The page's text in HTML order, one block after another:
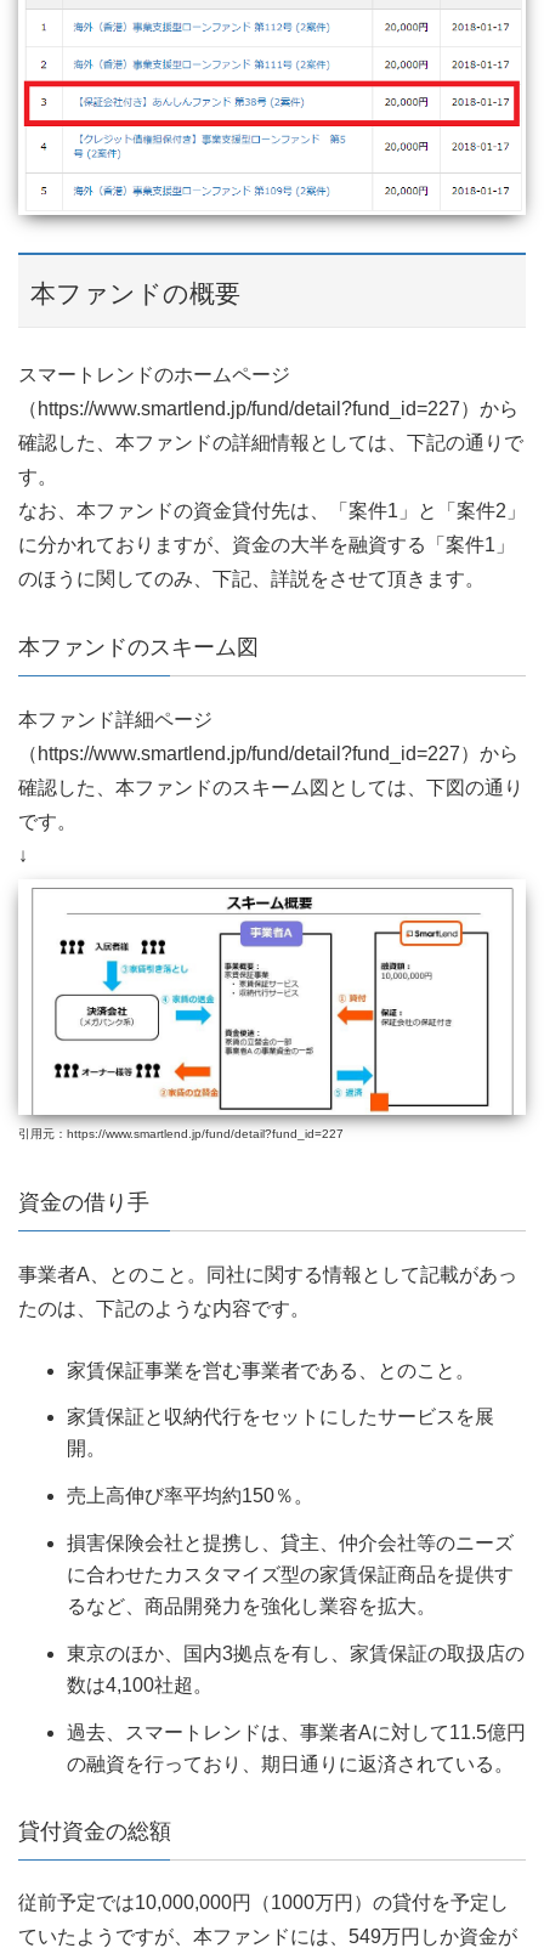
本ファンドの概要
スマートレンドのホームページ
（https://www.smartlend.jp/fund/detail?fund_id=227）から
確認した、本ファンドの詳細情報としては、下記の通りで
す。
なお、本ファンドの資金貸付先は、「案件1」と「案件2」
に分かれておりますが、資金の大半を融資する「案件1」
のほうに関してのみ、下記、詳説をさせて頂きます。
本ファンドのスキーム図
本ファンド詳細ページ
（https://www.smartlend.jp/fund/detail?fund_id=227）から
確認した、本ファンドのスキーム図としては、下図の通り
です。
↓
引用元：https://www.smartlend.jp/fund/detail?fund_id=227
資金の借り手
事業者A、とのこと。同社に関する情報として記載があっ
たのは、下記のような内容です。
家賃保証事業を営む事業者である、とのこと。
家賃保証と収納代行をセットにしたサービスを展
開。
売上高伸び率平均約150％。
損害保険会社と提携し、貸主、仲介会社等のニーズ
に合わせたカスタマイズ型の家賃保証商品を提供す
るなど、商品開発力を強化し業容を拡大。
東京のほか、国内3拠点を有し、家賃保証の取扱店の
数は4,100社超。
過去、スマートレンドは、事業者Aに対して11.5億円
の融資を行っており、期日通りに返済されている。
貸付資金の総額
従前予定では10,000,000円（1000万円）の貸付を予定し
ていたようですが、本ファンドには、549万円しか資金が